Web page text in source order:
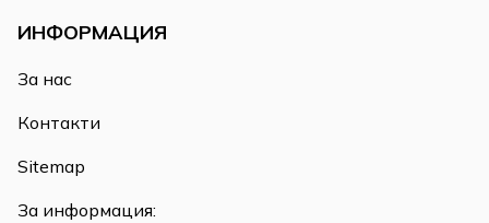
ИНФОРМАЦИЯ
За нас
Контакти
Sitemap
За информация: